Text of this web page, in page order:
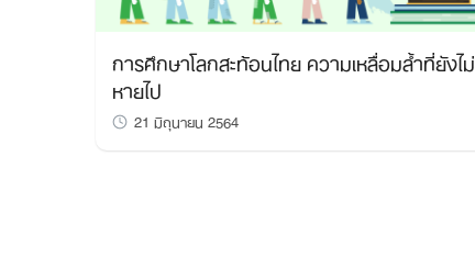
การศึกษาโลกสะท้อนไทย ความเหลื่อมล้ำที่ยังไม่
หายไป
21 มิถุนายน 2564